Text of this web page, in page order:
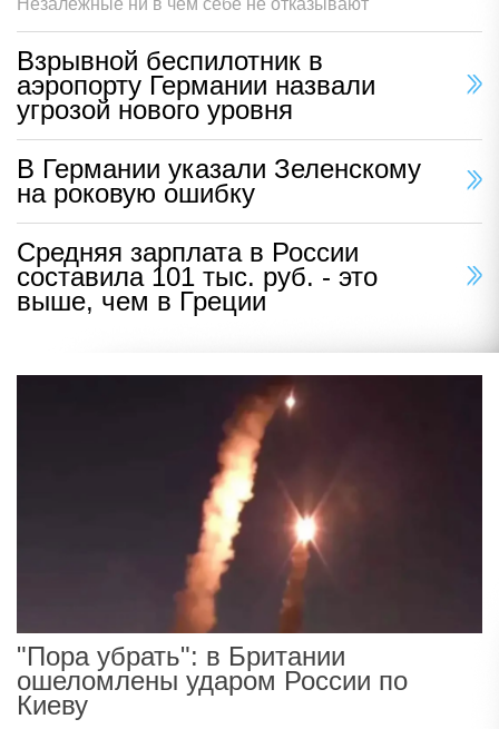
Взрывной беспилотник в
аэропорту Германии назвали
угрозой нового уровня
В Германии указали Зеленскому
на роковую ошибку
Средняя зарплата в России
составила 101 тыс. руб. - это
выше, чем в Греции
"Пора убрать": в Британии
ошеломлены ударом России по
Киеву